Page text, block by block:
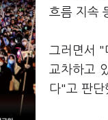
흐름 지속
그러면서 "
교차하고
다"고 판단